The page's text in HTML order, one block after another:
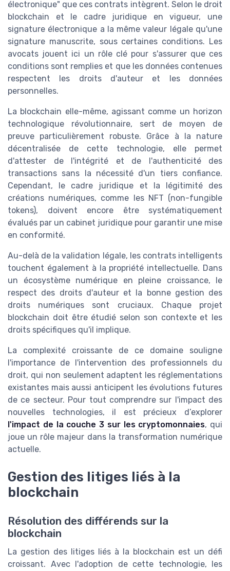
électronique" que ces contrats intègrent. Selon le droit
blockchain et le cadre juridique en vigueur, une
signature électronique a la même valeur légale qu'une
signature manuscrite, sous certaines conditions. Les
avocats jouent ici un rôle clé pour s'assurer que ces
conditions sont remplies et que les données contenues
respectent les droits d'auteur et les données
personnelles.
La blockchain elle-même, agissant comme un horizon
technologique révolutionnaire, sert de moyen de
preuve particulièrement robuste. Grâce à la nature
décentralisée de cette technologie, elle permet
d'attester de l'intégrité et de l'authenticité des
transactions sans la nécessité d'un tiers confiance.
Cependant, le cadre juridique et la légitimité des
créations numériques, comme les NFT (non-fungible
tokens), doivent encore être systématiquement
évalués par un cabinet juridique pour garantir une mise
en conformité.
Au-delà de la validation légale, les contrats intelligents
touchent également à la propriété intellectuelle. Dans
un écosystème numérique en pleine croissance, le
respect des droits d'auteur et la bonne gestion des
droits numériques sont cruciaux. Chaque projet
blockchain doit être étudié selon son contexte et les
droits spécifiques qu'il implique.
La complexité croissante de ce domaine souligne
l'importance de l'intervention des professionnels du
droit, qui non seulement adaptent les réglementations
existantes mais aussi anticipent les évolutions futures
de ce secteur. Pour tout comprendre sur l'impact des
nouvelles technologies, il est précieux d’explorer
l'impact de la couche 3 sur les cryptomonnaies, qui
joue un rôle majeur dans la transformation numérique
actuelle.
Gestion des litiges liés à la
blockchain
Résolution des différends sur la
blockchain
La gestion des litiges liés à la blockchain est un défi
croissant. Avec l'adoption de cette technologie, les